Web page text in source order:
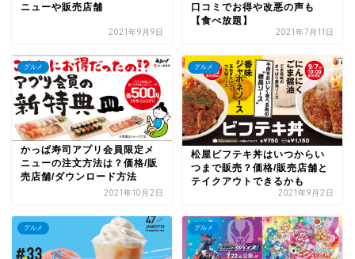
ニューや販売店舗
2021年9月9日
口コミでお得や改悪の声も
【食べ放題】
2021年7月11日
グルメ
かっぱ寿司アプリ会員限定メ
ニューの注文方法は？価格/販
売店舗/ダウンロード方法
2021年10月2日
グルメ
松屋ビフテキ丼はいつからい
つまで販売？価格/販売店舗と
テイクアウトできるかも
2021年9月2日
グルメ グルメ